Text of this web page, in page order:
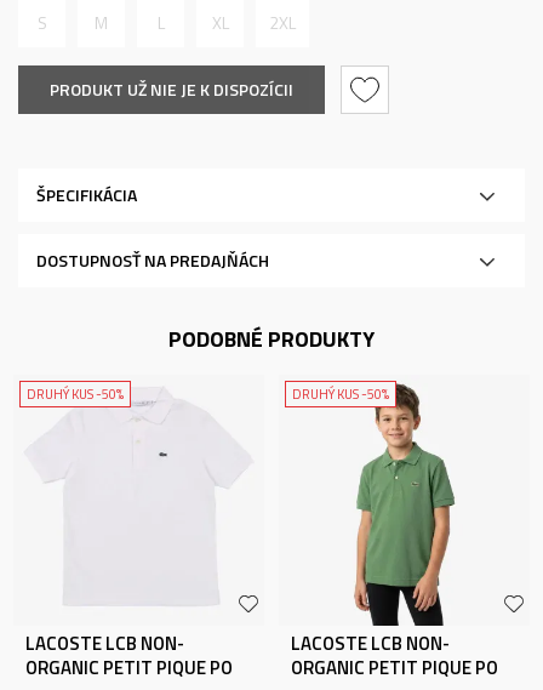
S M L XL 2XL
PRODUKT UŽ NIE JE K DISPOZÍCII
ŠPECIFIKÁCIA
DOSTUPNOSŤ NA PREDAJŇÁCH
PODOBNÉ PRODUKTY
DRUHÝ KUS -50%
LACOSTE LCB NON-
ORGANIC PETIT PIQUE PO
DRUHÝ KUS -50%
LACOSTE LCB NON-
ORGANIC PETIT PIQUE PO